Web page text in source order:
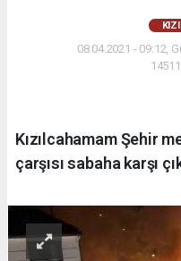
08.04.2021 - 09:12,
Kızılcahamam Şehir
çarşısı sabaha karşı